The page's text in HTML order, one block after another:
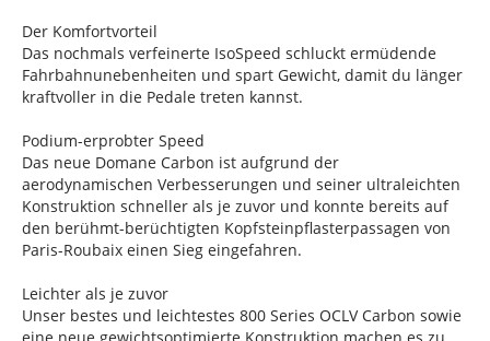
Der Komfortvorteil
Das nochmals verfeinerte IsoSpeed schluckt ermüdende
Fahrbahnunebenheiten und spart Gewicht, damit du länger
kraftvoller in die Pedale treten kannst.
Podium-erprobter Speed
Das neue Domane Carbon ist aufgrund der
aerodynamischen Verbesserungen und seiner ultraleichten
Konstruktion schneller als je zuvor und konnte bereits auf
den berühmt-berüchtigten Kopfsteinpflasterpassagen von
Paris-Roubaix einen Sieg eingefahren.
Leichter als je zuvor
Unser bestes und leichtestes 800 Series OCLV Carbon sowie